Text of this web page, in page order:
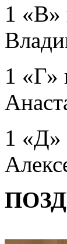
1 «В»
1 «Г»
1 «Д»